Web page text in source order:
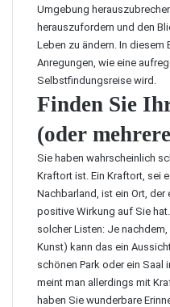
Umgebung
herauszufordern und den
Leben zu ändern. In diesem
Anregungen, wie eine
Selbstfindungsreise wird.
Finden Sie
(oder
Sie haben wahrscheinlich
Kraftort ist. Ein Kraftort, sei
Nachbarland, ist ein Ort, der
positive Wirkung auf Sie
solcher Listen: Je
Kunst) kann das ein
schönen Park oder ein Saal
meint man allerdings mit
haben Sie wunderbare